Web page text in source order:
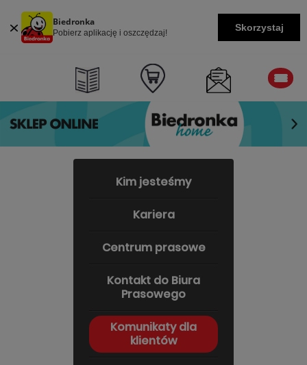
Biedronka
Pobierz aplikację i oszczędzaj! Skorzystaj
Kim jesteśmy
Kariera
Centrum prasowe
Kontakt do Biura
Prasowego
Komunikaty dla
klientów